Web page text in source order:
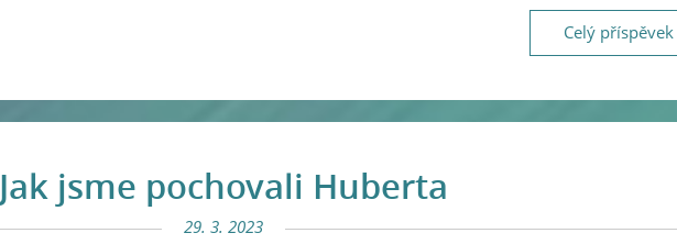
Celý příspěvek
Jak jsme pochovali Huberta
29. 3. 2023